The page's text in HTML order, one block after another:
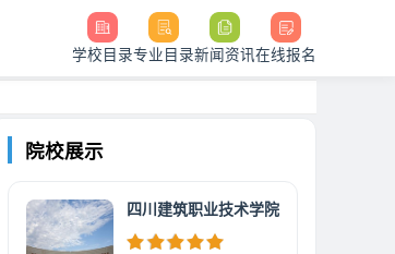
学校目录专业目录新闻资讯在线报名
院校展示
四川建筑职业技术学院